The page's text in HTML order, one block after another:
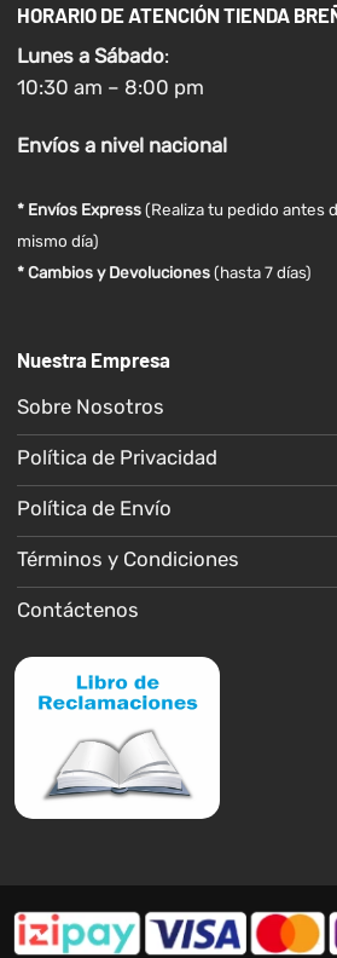
HORARIO DE ATENCIÓN TIENDA
Lunes a Sábado:
10:30 am – 8:00 pm
Envíosa nivel nacional
* Envíos Express(Realiza tu pedido antes
mismo día)
* Cambios y Devoluciones (hasta 7 días)
Nuestra Empresa
Sobre Nosotros
Política de Privacidad
Política de Envío
Términos y Condiciones
Contáctenos